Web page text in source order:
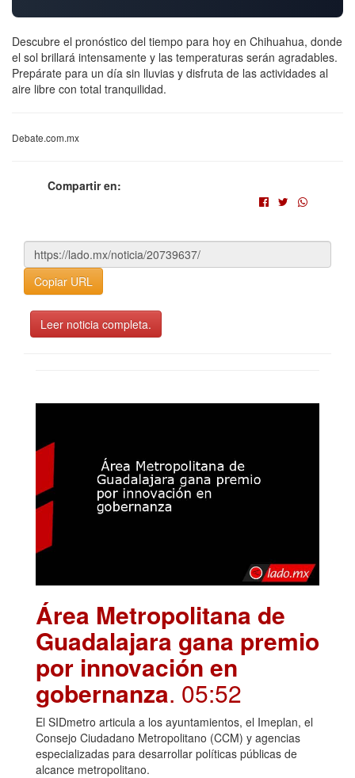
Descubre el pronóstico del tiempo para hoy en Chihuahua, donde
el sol brillará intensamente y las temperaturas serán agradables.
Prepárate para un día sin lluvias y disfruta de las actividades al
aire libre con total tranquilidad.
Debate.com.mx
Compartir en:
Copiar URL
Leer noticia completa.
Área Metropolitana de
Guadalajara gana premio
por innovación en
gobernanza. 05:52
El SIDmetro articula a los ayuntamientos, el Imeplan, el
Consejo Ciudadano Metropolitano (CCM) y agencias
especializadas para desarrollar políticas públicas de
alcance metropolitano.